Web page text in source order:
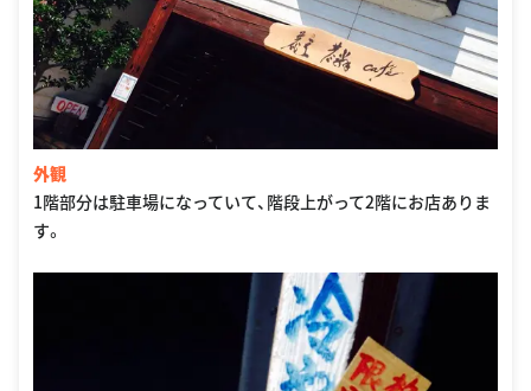
外観
1階部分は駐車場になっていて、階段上がって2階にお店ありま
す。